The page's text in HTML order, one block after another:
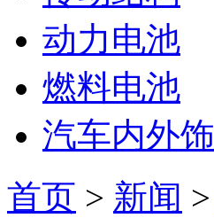
动力电池
燃料电池
汽车内外饰
首页 > 新闻 >